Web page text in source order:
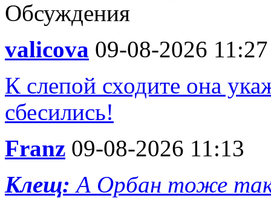
Обсуждения
valicova 09-08-2026 11:27
К слепой сходите она
сбесились!
Franz 09-08-2026 11:13
Клещ:А Орбан тоже так